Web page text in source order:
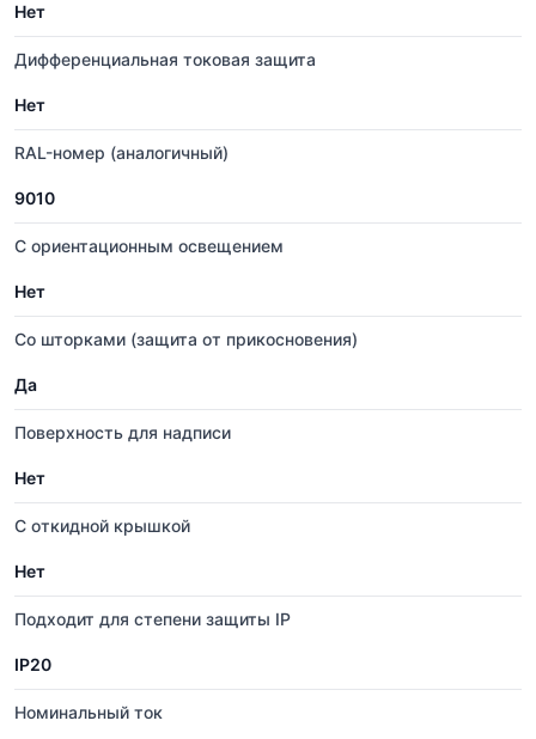
Нет
Дифференциальная токовая защита
Нет
RAL-номер (аналогичный)
9010
С ориентационным освещением
Нет
Со шторками (защита от прикосновения)
Да
Поверхность для надписи
Нет
С откидной крышкой
Нет
Подходит для степени защиты IP
IP20
Номинальный ток